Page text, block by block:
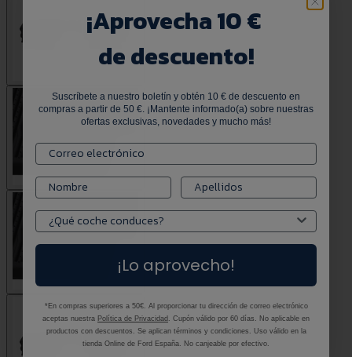
¡Aprovecha 10 €
de descuento!
Suscríbete a nuestro boletín y obtén 10 € de descuento en
compras a partir de 50 €. ¡Mantente informado(a) sobre nuestras
ofertas exclusivas, novedades y mucho más!
¡Lo aprovecho!
*En compras superiores a 50€. Al proporcionar tu dirección de correo electrónico
aceptas nuestra Política de Privacidad . Cupón válido por 60 días. No aplicable en
productos con descuentos. Se aplican términos y condiciones. Uso válido en la
tienda Online de Ford España. No canjeable por efectivo.